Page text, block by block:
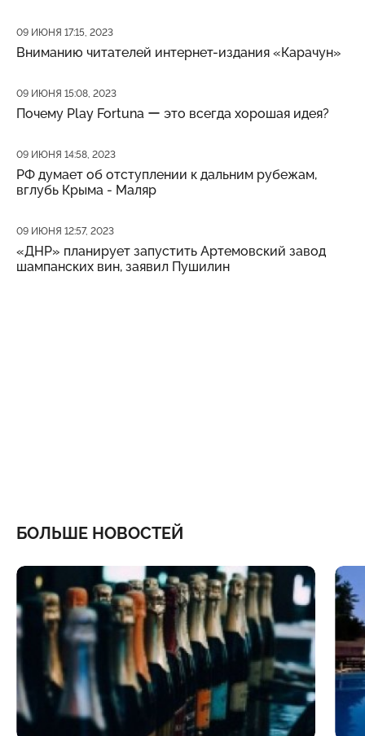
Дата публикации
09 ИЮНЯ 17:15, 2023
Вниманию читателей интернет-издания «Карачун»
Дата публикации
09 ИЮНЯ 15:08, 2023
Почему Play Fortuna ー это всегда хорошая идея?
Дата публикации
09 ИЮНЯ 14:58, 2023
РФ думает об отступлении к дальним рубежам,
вглубь Крыма - Маляр
Дата публикации
09 ИЮНЯ 12:57, 2023
«ДНР» планирует запустить Артемовский завод
шампанских вин, заявил Пушилин
БОЛЬШЕ НОВОСТЕЙ